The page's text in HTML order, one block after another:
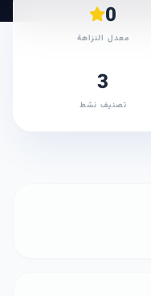
0
معدل النزاهة
3
تصنيف نشط